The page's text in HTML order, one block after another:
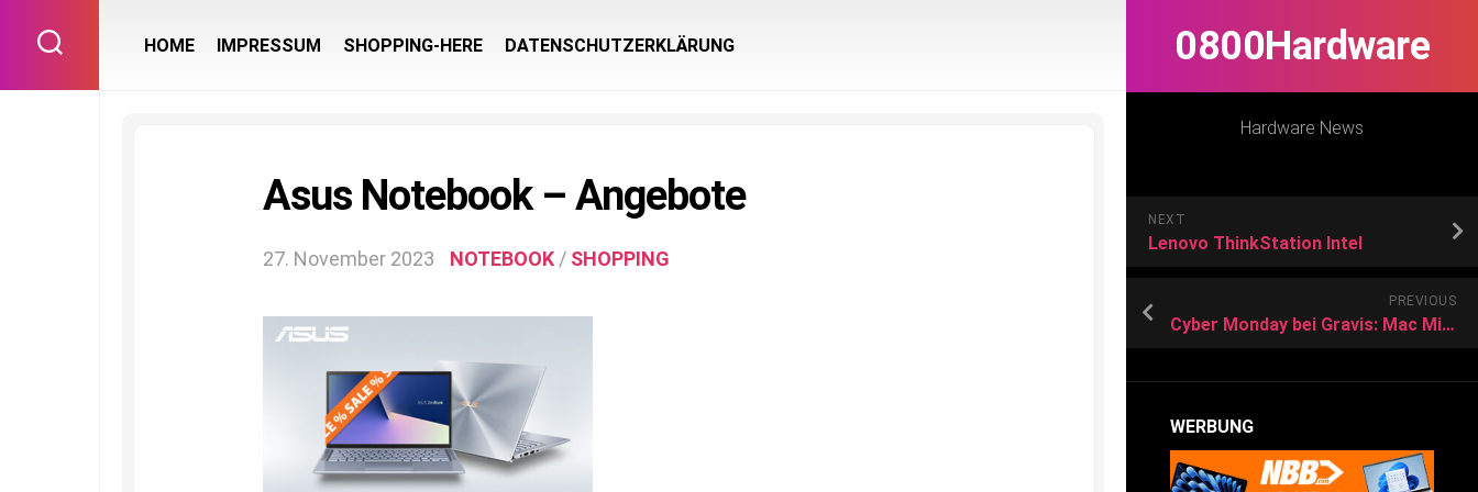
content
0800Hardware
Hardware News
NEXT
Lenovo ThinkStation Intel
PREVIOUS
Cyber Monday bei Gravis: Mac Mini M2 im Bundle mit Monitor, Tastatur und Maus
WERBUNG
HOME IMPRESSUM SHOPPING-HERE DATENSCHUTZERKLÄRUNG
Asus Notebook – Angebote
27. November 2023 NOTEBOOK/ SHOPPING